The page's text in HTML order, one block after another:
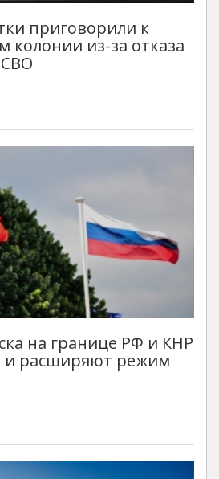
приговорили к
колонии из-за отказа
СВО
на границе РФ и КНР
и расширяют режим